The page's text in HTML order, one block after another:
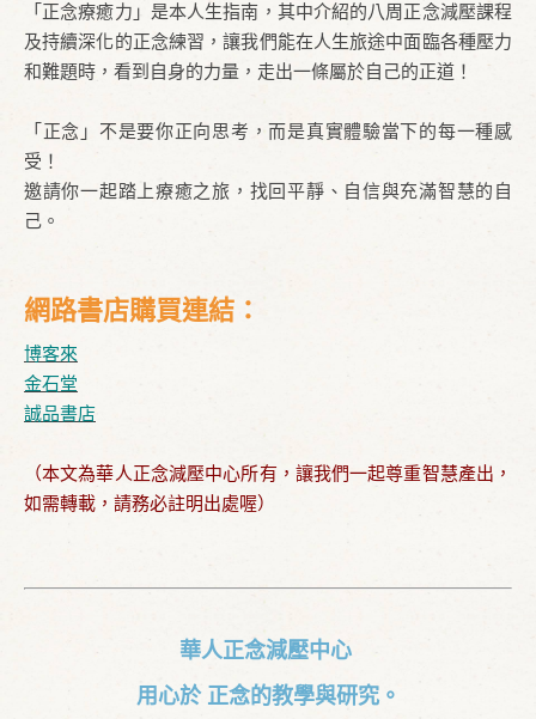
「正念療癒力」是本人生指南，其中介紹的八周正念減壓課程
及持續深化的正念練習，讓我們能在人生旅途中面臨各種壓力
和難題時，看到自身的力量，走出一條屬於自己的正道！
「正念」不是要你正向思考，而是真實體驗當下的每一種感
受！
邀請你一起踏上療癒之旅，找回平靜、自信與充滿智慧的自
己。
網路書店購買連結：
博客來
金石堂
誠品書店
（本文為華人正念減壓中心所有，讓我們一起尊重智慧產出，
如需轉載，請務必註明出處喔）
華人正念減壓中心
用心於 正念的教學與研究。